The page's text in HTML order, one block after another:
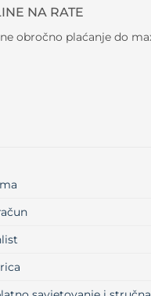
NA RATE
obročno plaćanje do